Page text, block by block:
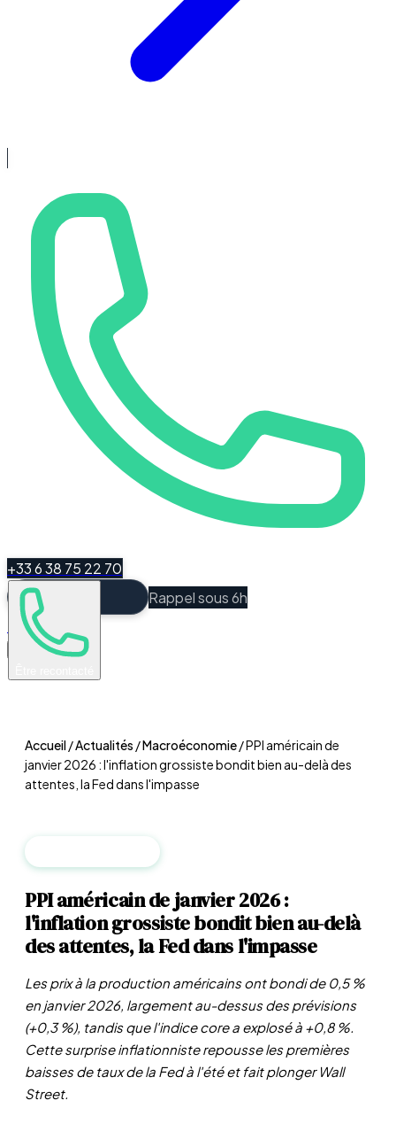
+33 6 38 75 22 70
Rappel sous 6h
Espace Client
Accueil/Actualités /Macroéconomie/PPI américain de
janvier 2026 : l'inflation grossiste bondit bien au-delà des
attentes, la Fed dans l'impasse
PPI américain de janvier 2026 :
l'inflation grossiste bondit bien au-delà
des attentes, la Fed dans l'impasse
Les prix à la production américains ont bondi de 0,5 %
en janvier 2026, largement au-dessus des prévisions
(+0,3 %), tandis que l'indice core a explosé à +0,8 %.
Cette surprise inflationniste repousse les premières
baisses de taux de la Fed à l'été et fait plonger Wall
Street.